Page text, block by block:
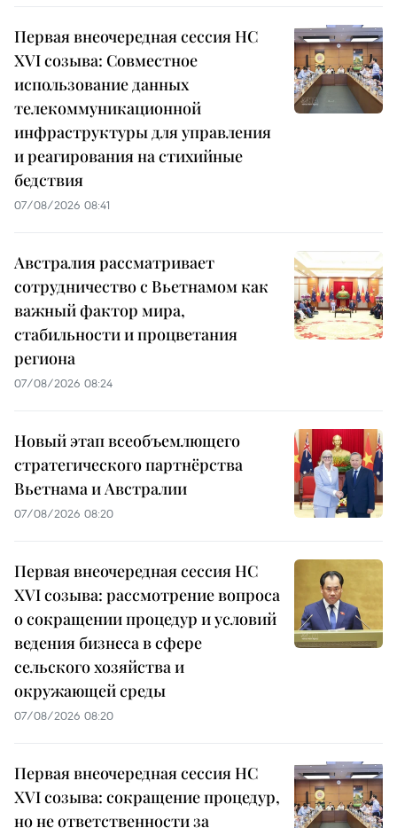
Первая внеочередная сессия НС
XVI созыва: Совместное
использование данных
телекоммуникационной
инфраструктуры для управления
и реагирования на стихийные
бедствия
07/08/2026 08:41
Австралия рассматривает
сотрудничество с Вьетнамом как
важный фактор мира,
стабильности и процветания
региона
07/08/2026 08:24
Новый этап всеобъемлющего
стратегического партнёрства
Вьетнама и Австралии
07/08/2026 08:20
Первая внеочередная сессия НС
XVI созыва: рассмотрение вопроса
о сокращении процедур и условий
ведения бизнеса в сфере
сельского хозяйства и
окружающей среды
07/08/2026 08:20
Первая внеочередная сессия НС
XVI созыва: сокращение процедур,
но не ответственности за